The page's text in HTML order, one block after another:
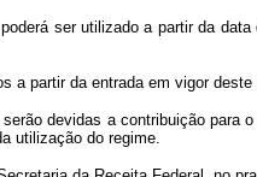
ser utilizado a partir da
a partir da entrada em vigor deste
devidas a contribuição para
utilização do regime.